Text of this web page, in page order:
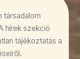
társadalom
hírek szekció
tájékoztatás a